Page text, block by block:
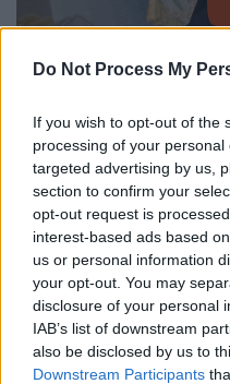
Do Not Process My
If you wish to opt-out of the
processing of your
targeted advertising by us,
section to confirm your
opt-out request is
interest-based ads based
us or personal information
your opt-out. You may
disclosure of your personal
IAB’s list of downstream
also be disclosed by us to
Downstream Participants
Η ανακοίνωση